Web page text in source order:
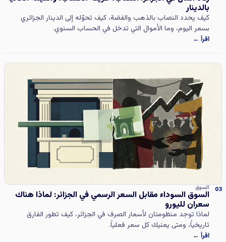
بالدينار
كيف يحدد النصاب بالذهب والفضة، كيف تحوّله إلى الدينار الجزائري
بسعر اليوم، وما الأموال التي تدخل في الحساب السنوي.
اقرأ ←
03 السوق
السوق السوداء مقابل السعر الرسمي في الجزائر: لماذا هناك
سعران لليورو
لماذا توجد منظومتان لأسعار الصرف في الجزائر، كيف تطور الفارق
تاريخياً، ومتى يعنيك كل سعر فعلياً.
اقرأ ←